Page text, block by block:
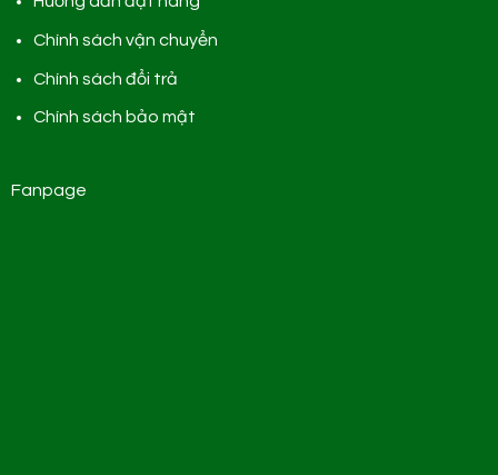
Chính sách vận chuyển
Chính sách đổi trả
Chính sách bảo mật
Fanpage